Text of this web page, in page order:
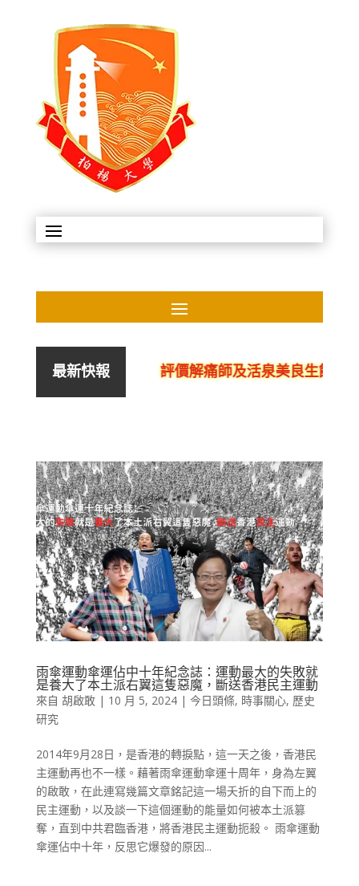
最新快報 評價解痛師及活泉美良生館的不
雨傘運動傘運佔中十年紀念誌：運動最大的失敗就
是養大了本土派右翼這隻惡魔，斷送香港民主運動
來自 胡啟敢| 10 月 5, 2024| 今日頭條, 時事關心, 歷史
研究
2014年9月28日，是香港的轉捩點，這一天之後，香港民
主運動再也不一樣。藉著雨傘運動傘運十周年，身為左翼
的啟敢，在此連寫幾篇文章銘記這一場夭折的自下而上的
民主運動，以及談一下這個運動的能量如何被本土派篡
奪，直到中共君臨香港，將香港民主運動扼殺。 雨傘運動
傘運佔中十年，反思它爆發的原因...